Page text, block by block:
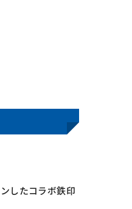
したコラボ鉄印